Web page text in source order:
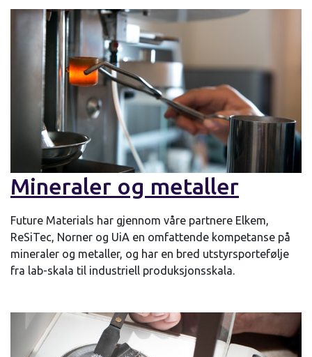
Mineraler og metaller
Future Materials har gjennom våre partnere Elkem,
ReSiTec, Norner og UiA en omfattende kompetanse på
mineraler og metaller, og har en bred utstyrsportefølje
fra lab-skala til industriell produksjonsskala.